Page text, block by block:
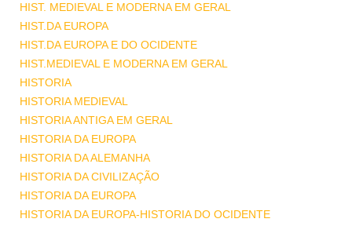
HIST. MEDIEVAL E MODERNA EM GERAL
HIST.DA EUROPA
HIST.DA EUROPA E DO OCIDENTE
HIST.MEDIEVAL E MODERNA EM GERAL
HISTORIA
HISTORIA MEDIEVAL
HISTORIA ANTIGA EM GERAL
HISTORIA DA EUROPA
HISTORIA DA ALEMANHA
HISTORIA DA CIVILIZAÇÃO
HISTORIA DA EUROPA
HISTORIA DA EUROPA-HISTORIA DO OCIDENTE